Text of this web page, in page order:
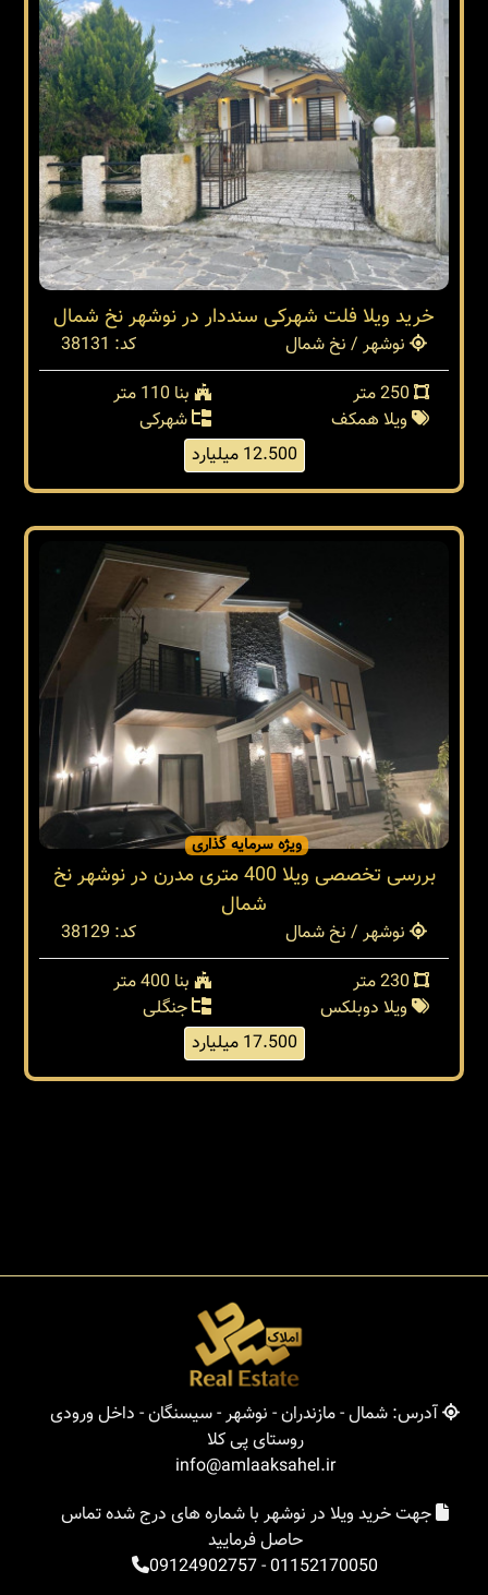
خرید ویلا فلت شهرکی سنددار در نوشهر نخ شمال
نوشهر / نخ شمال
کد: 38131
بنا 110 متر
ویلا همکف
شهرکی
12.500 میلیارد
ویژه سرمایه گذاری
بررسی تخصصی ویلا 400 متری مدرن در نوشهر نخ
شمال
نوشهر / نخ شمال
کد: 38129
بنا 400 متر
ویلا دوبلکس
جنگلی
17.500 میلیارد
آدرس: شمال - مازندران - نوشهر - سیسنگان - داخل ورودی
روستای پی کلا
info@amlaaksahel.ir
جهت خرید ویلا در نوشهر با شماره های درج شده تماس
حاصل فرمایید
01152170050
-
09124902757